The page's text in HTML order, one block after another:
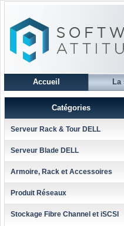
Accueil La
Catégories
Serveur Rack & Tour DELL
Serveur Blade DELL
Armoire, Rack et Accessoires
Produit Réseaux
Stockage Fibre Channel et iSCSI